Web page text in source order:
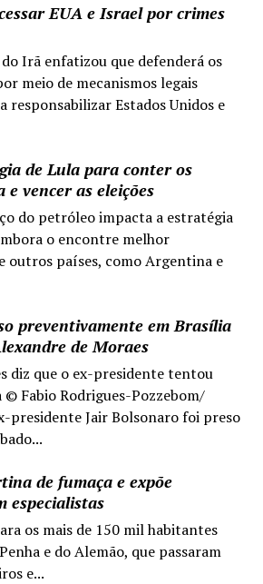
EUA e Israel por crimes
Irã enfatizou que defenderá os
meio de mecanismos legais
responsabilizar Estados Unidos e
de Lula para conter os
vencer as eleições
do petróleo impacta a estratégia
o encontre melhor
outros países, como Argentina e
preventivamente em Brasília
de Moraes
diz que o ex-presidente tentou
Fabio Rodrigues-Pozzebom/
presidente Jair Bolsonaro foi preso
de fumaça e expõe
especialistas
os mais de 150 mil habitantes
e do Alemão, que passaram
e...